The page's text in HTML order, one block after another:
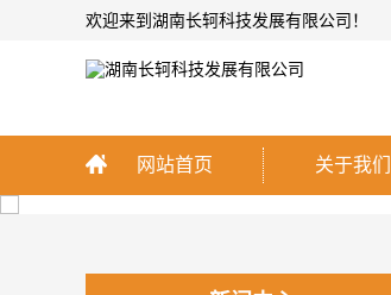
欢迎来到湖南长轲科技发展有限公司！
网站首页 关于我们